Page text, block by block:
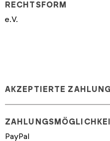
RECHTSFORM
e.V.
AKZEPTIERTE
PayPal